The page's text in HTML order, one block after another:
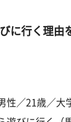
に行く理由
性／21歳／大